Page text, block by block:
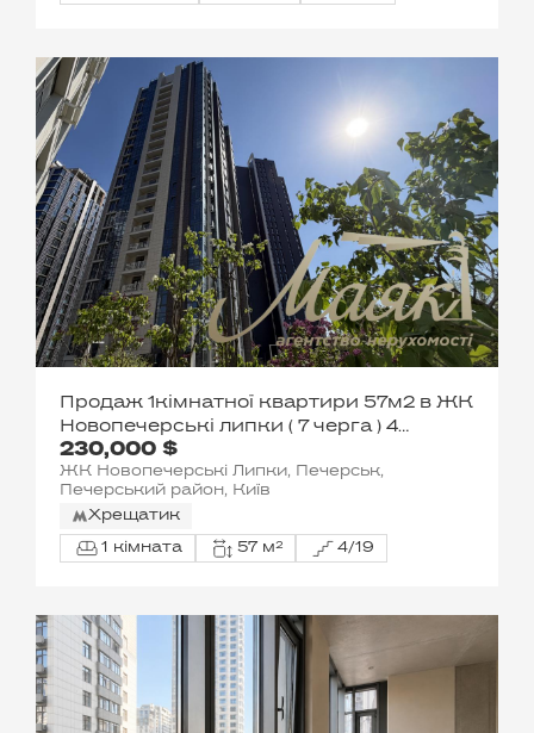
230,000 $
Продаж 1кімнатної квартири 57м2 в ЖК
Новопечерські липки ( 7 черга ) 4
будинок, вул. Андрія Верхогляда/
Драгомирова, Печерськ, Київ
ЖК Новопечерські Липки, Печерськ,
Печерський район, Київ
Хрещатик
1 кімната 57 м² 4/19